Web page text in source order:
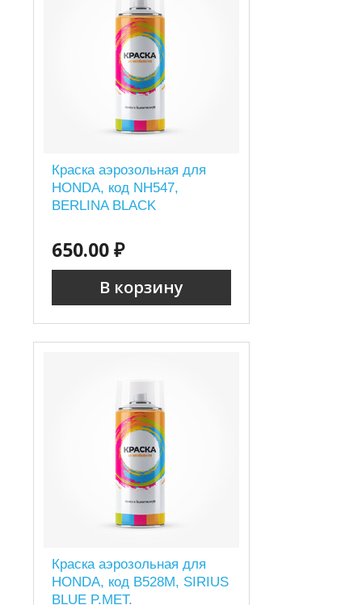
Краска аэрозольная для
HONDA, код NH547,
BERLINA BLACK
650.00 ₽
В корзину
Краска аэрозольная для
HONDA, код B528M, SIRIUS
BLUE P.MET.